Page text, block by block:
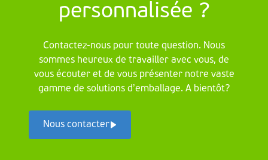
personnalisée ?
Contactez-nous pour toute question. Nous
sommes heureux de travailler avec vous, de
vous écouter et de vous présenter notre vaste
gamme de solutions d’emballage. A bientôt?
Nous contacter